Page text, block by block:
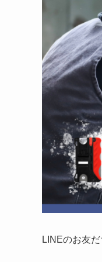
LINEのお友